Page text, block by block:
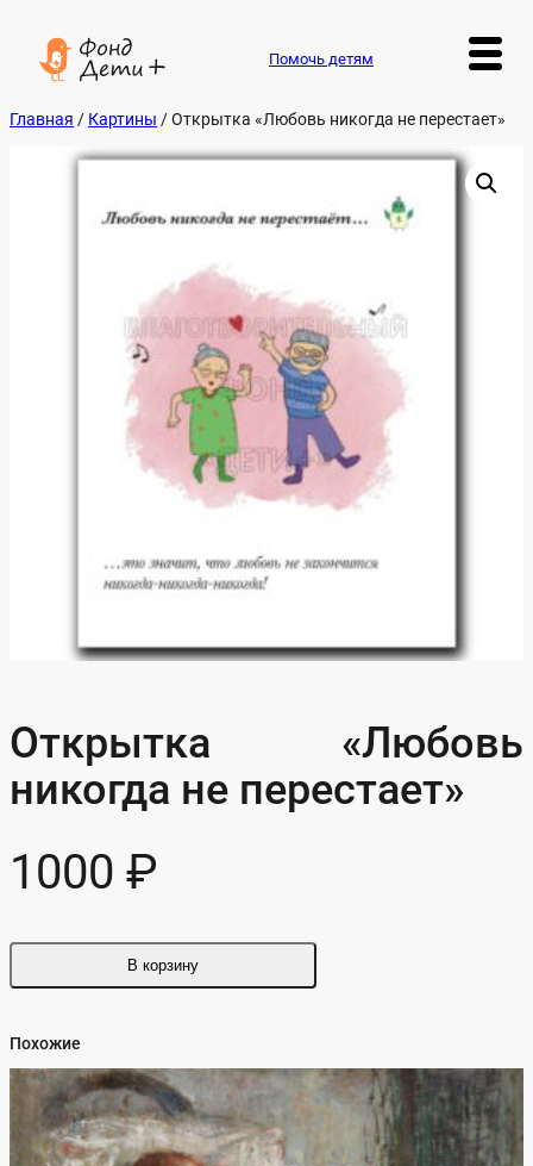
содержимому
Помочь детям
Главная / Картины / Открытка «Любовь никогда не перестает»
Открытка «Любовь
никогда не перестает»
1000 ₽
В корзину
Похожие